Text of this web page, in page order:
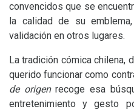
convencidos que se
la calidad de su
validación en otros lugares.
La tradición cómica chilena,
querido funcionar como
de origenrecoge esa
entretenimiento y gesto